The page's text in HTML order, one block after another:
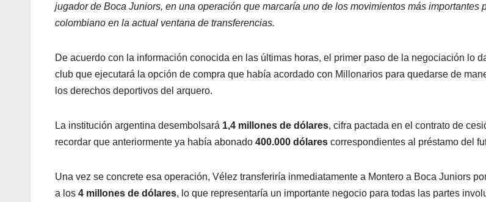
jugador de Boca Juniors, en una operación que marcaría uno de los movimientos más importantes
colombiano en la actual ventana de transferencias.
De acuerdo con la información conocida en las últimas horas, el primer paso de la negociación lo
club que ejecutará la opción de compra que había acordado con Millonarios para quedarse de
los derechos deportivos del arquero.
La institución argentina desembolsará 1,4 millones de dólares, cifra pactada en el contrato de
recordar que anteriormente ya había abonado 400.000 dólares correspondientes al préstamo del
Una vez se concrete esa operación, Vélez transferiría inmediatamente a Montero a Boca Juniors
a los 4 millones de dólares, lo que representaría un importante negocio para todas las partes